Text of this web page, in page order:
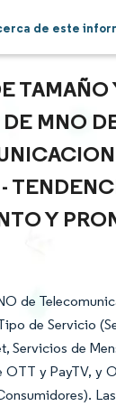
de este
TAMAÑO
MNO
Y
de
de Servicio
Servicios de
OTT y PayTV, y